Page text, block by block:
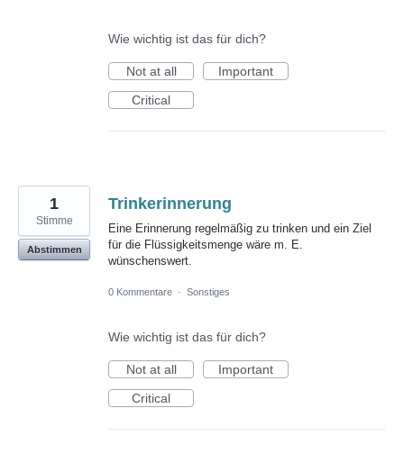
Wie wichtig ist das für dich?
Not at all
Important
Critical
Trinkerinnerung
Eine Erinnerung regelmäßig zu trinken und ein Ziel
für die Flüssigkeitsmenge wäre m. E.
wünschenswert.
1
Stimme
Abstimmen
0 Kommentare · Sonstiges
Wie wichtig ist das für dich?
Not at all
Important
Critical